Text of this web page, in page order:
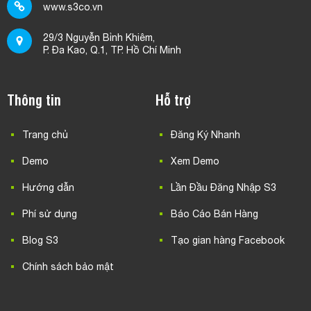
www.s3co.vn
29/3 Nguyễn Bỉnh Khiêm,
P. Đa Kao, Q.1, TP. Hồ Chí Minh
Thông tin
Trang chủ
Demo
Hướng dẫn
Phí sử dụng
Blog S3
Chính sách bảo mật
Hỗ trợ
Đăng Ký Nhanh
Xem Demo
Lần Đầu Đăng Nhập S3
Báo Cáo Bán Hàng
Tạo gian hàng Facebook